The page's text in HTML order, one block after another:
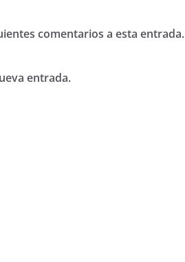
comentarios a esta entrada.
entrada.